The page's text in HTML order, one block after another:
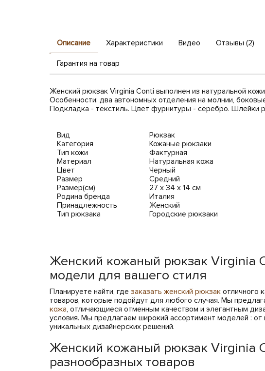
Описание Характеристики Видео Отзывы (2)
Гарантия на товар
Женский рюкзак Virginia Conti выполнен из натуральной
Особенности: два автономных отделения на молнии,
Подкладка - текстиль. Цвет фурнитуры - серебро. Шлейки
Вид
Рюкзак
Категория
Кожаные рюкзаки
Тип кожи
Фактурная
Материал
Натуральная кожа
Цвет
Черный
Размер
Средний
Размер(см)
27 x 34 x 14 см
Родина бренда
Италия
Принадлежность
Женский
Тип рюкзака
Городские рюкзаки
Женский кожаный рюкзак Virginia
модели для вашего стиля
Планируете найти, где заказать женский рюкзак отличного
товаров, которые подойдут для любого случая. Мы
кожа, отличающиеся отменным качеством и элегантным
условия. Мы предлагаем широкий ассортимент моделей :
уникальных дизайнерских решений.
Женский кожаный рюкзак Virginia
разнообразных товаров